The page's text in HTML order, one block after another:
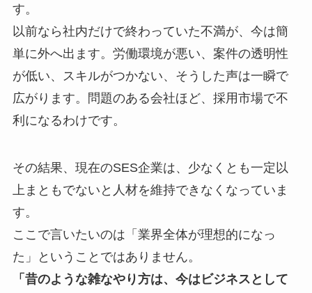
す。
以前なら社内だけで終わっていた不満が、今は簡
単に外へ出ます。労働環境が悪い、案件の透明性
が低い、スキルがつかない、そうした声は一瞬で
広がります。問題のある会社ほど、採用市場で不
利になるわけです。
その結果、現在のSES企業は、少なくとも一定以
上まともでないと人材を維持できなくなっていま
す。
ここで言いたいのは「業界全体が理想的になっ
た」ということではありません。
「昔のような雑なやり方は、今はビジネスとして